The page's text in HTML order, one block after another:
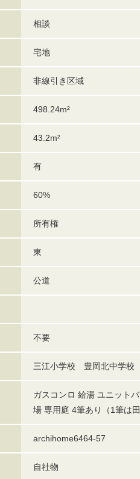
相談
宅地
非線引き区域
498.24m²
43.2m²
有
60%
所有権
東
公道
不要
三江小学校 豊岡北中学校
ガスコンロ 給湯 ユニット
場 専用庭 4筆あり（1筆は田
archihome6464-57
自社物